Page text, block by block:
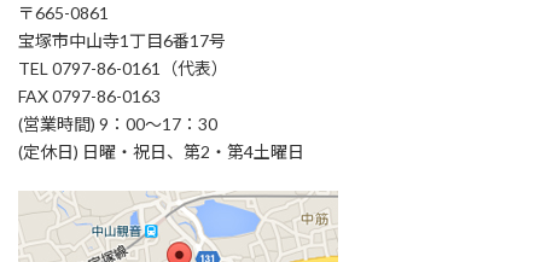
〒665-0861
宝塚市中山寺1丁目6番17号
TEL 0797-86-0161（代表）
FAX 0797-86-0163
(営業時間) 9：00～17：30
(定休日) 日曜・祝日、第2・第4土曜日